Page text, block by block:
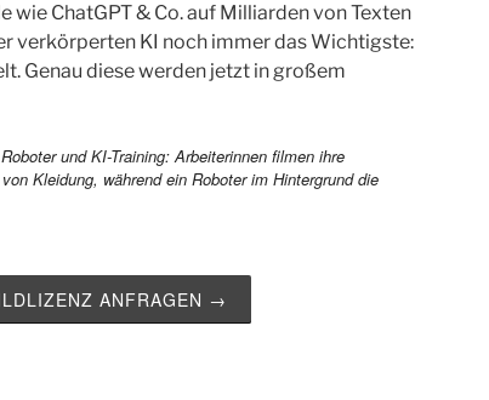
wie ChatGPT & Co. auf Milliarden von Texten
verkörperten KI noch immer das Wichtigste:
Genau diese werden jetzt in großem
ANFRAGEN →